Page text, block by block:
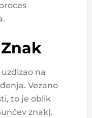
na
Vezano
to je oblik
znak).